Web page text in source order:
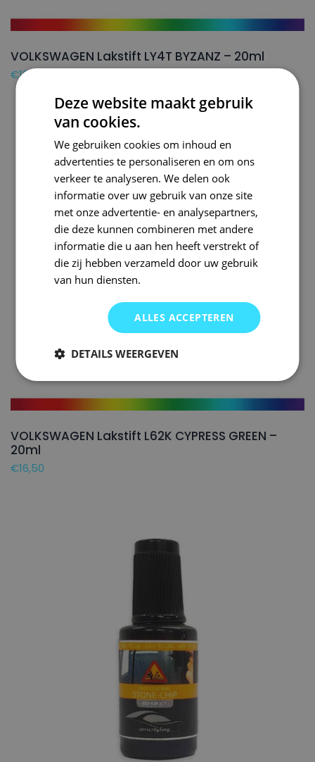
VOLKSWAGEN Lakstift LY4T BYZANZ – 20ml
€16,50
VOLKSWAGEN Lakstift L62K CYPRESS GREEN –
20ml
€16,50
Deze website maakt gebruik
van cookies.
We gebruiken cookies om inhoud en
advertenties te personaliseren en om ons
verkeer te analyseren. We delen ook
informatie over uw gebruik van onze site
met onze advertentie- en analysepartners,
die deze kunnen combineren met andere
informatie die u aan hen heeft verstrekt of
die zij hebben verzameld door uw gebruik
van hun diensten.
ALLES ACCEPTEREN
DETAILS WEERGEVEN